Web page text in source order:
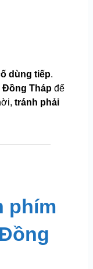
dùng tiếp.
Đồng Thápđể
tránh phải
phím